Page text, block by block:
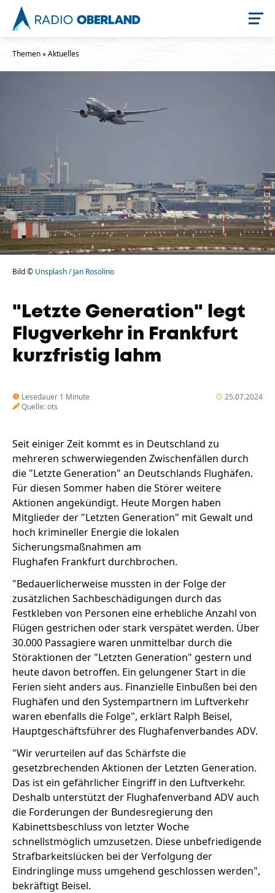
Newsreader
Stellenangebote
Wandern
Fotobox
Team
Programm
Nachgehört
Newsletter
Zeit fürs Oberland
Handwerker
Themen»Aktuelles
Bild © Unsplash / Jan Rosolino
"Letzte Generation" legt
Flugverkehr in Frankfurt
kurzfristig lahm
Lesedauer 1 Minute
Quelle: ots
25.07.2024
Seit einiger Zeit kommt es in Deutschland zu
mehreren schwerwiegenden Zwischenfällen durch
die "Letzte Generation" an Deutschlands Flughäfen.
Für diesen Sommer haben die Störer weitere
Aktionen angekündigt. Heute Morgen haben
Mitglieder der "Letzten Generation" mit Gewalt und
hoch krimineller Energie die lokalen
Sicherungsmaßnahmen am
Flughafen Frankfurt durchbrochen.
"Bedauerlicherweise mussten in der Folge der
zusätzlichen Sachbeschädigungen durch das
Festkleben von Personen eine erhebliche Anzahl von
Flügen gestrichen oder stark verspätet werden. Über
30.000 Passagiere waren unmittelbar durch die
Störaktionen der "Letzten Generation" gestern und
heute davon betroffen. Ein gelungener Start in die
Ferien sieht anders aus. Finanzielle Einbußen bei den
Flughäfen und den Systempartnern im Luftverkehr
waren ebenfalls die Folge", erklärt Ralph Beisel,
Hauptgeschäftsführer des Flughafenverbandes ADV.
"Wir verurteilen auf das Schärfste die
gesetzbrechenden Aktionen der Letzten Generation.
Das ist ein gefährlicher Eingriff in den Luftverkehr.
Deshalb unterstützt der Flughafenverband ADV auch
die Forderungen der Bundesregierung den
Kabinettsbeschluss von letzter Woche
schnellstmöglich umzusetzen. Diese unbefriedigende
Strafbarkeitslücken bei der Verfolgung der
Eindringlinge muss umgehend geschlossen werden",
bekräftigt Beisel.